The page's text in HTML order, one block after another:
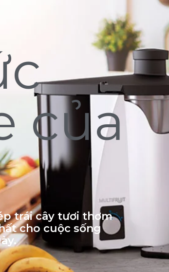
của
trái cây tươi thơm
cho cuộc sống